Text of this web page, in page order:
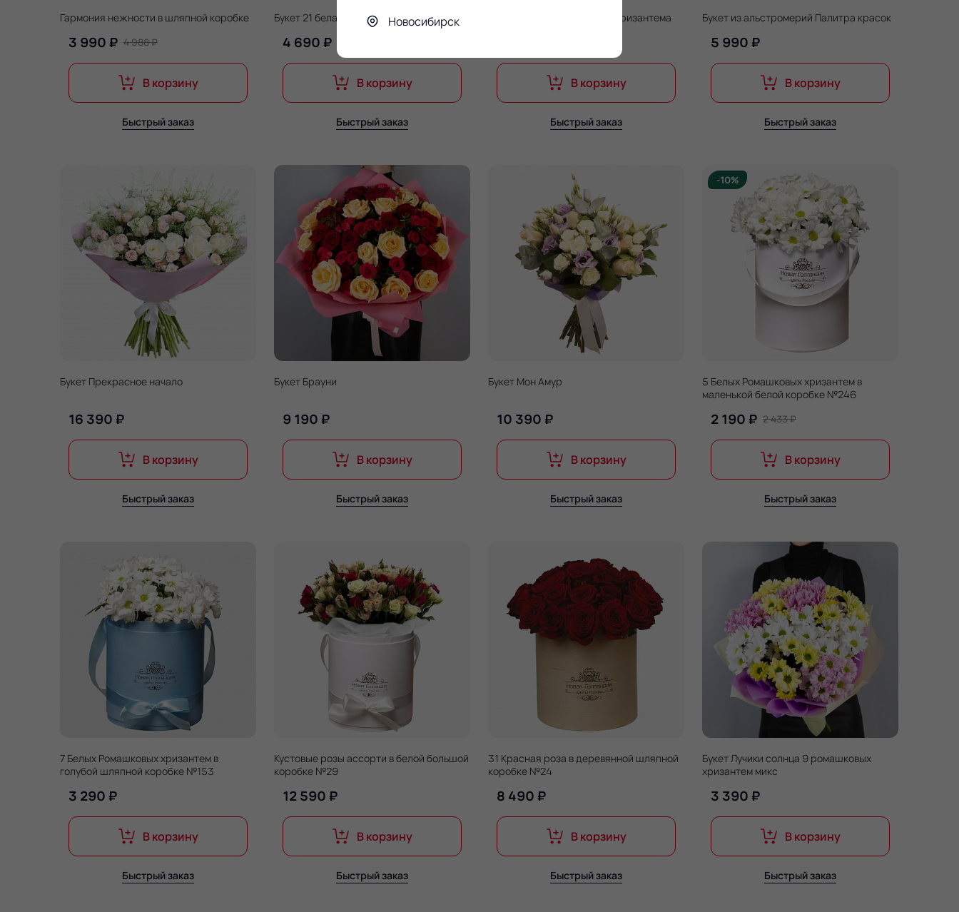
Гармония нежности в шляпной коробке
3 990 ₽ 4 988 ₽
В корзину
Быстрый заказ
Букет 21 белая кустовая хризантема
4 690 ₽
В корзину
Быстрый заказ
Букет 21 розовая кустовая хризантема
В корзину
Быстрый заказ
Букет из альстромерий Палитра красок
5 990 ₽
В корзину
Быстрый заказ
Букет Прекрасное начало
16 390 ₽
В корзину
Быстрый заказ
Букет Брауни
9 190 ₽
В корзину
Быстрый заказ
Букет Мон Амур
10 390 ₽
В корзину
Быстрый заказ
-10%
5 Белых Ромашковых хризантем в
маленькой белой коробке №246
2 190 ₽ 2 433 ₽
В корзину
Быстрый заказ
7 Белых Ромашковых хризантем в
голубой шляпной коробке №153
3 290 ₽
В корзину
Быстрый заказ
Кустовые розы ассорти в белой большой
коробке №29
12 590 ₽
В корзину
Быстрый заказ
31 Красная роза в деревянной шляпной
коробке №24
8 490 ₽
В корзину
Быстрый заказ
Букет Лучики солнца 9 ромашковых
хризантем микс
3 390 ₽
В корзину
Быстрый заказ
Новосибирск